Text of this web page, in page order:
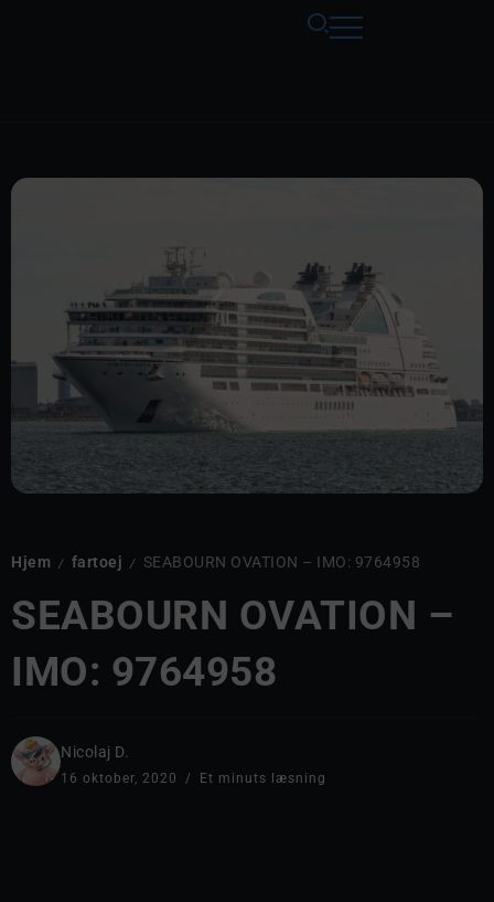
Hjem / fartoej / SEABOURN OVATION – IMO: 9764958
SEABOURN OVATION –
IMO: 9764958
Nicolaj D.
16 oktober, 2020 Et minuts læsning